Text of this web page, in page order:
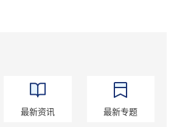
最新资讯 最新专题